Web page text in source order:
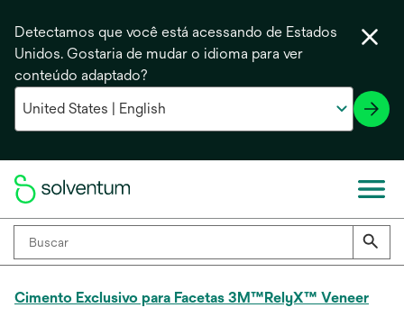
Detectamos que você está acessando de Estados
Unidos. Gostaria de mudar o idioma para ver
conteúdo adaptado?
Cimento Exclusivo para Facetas 3M™RelyX™ Veneer